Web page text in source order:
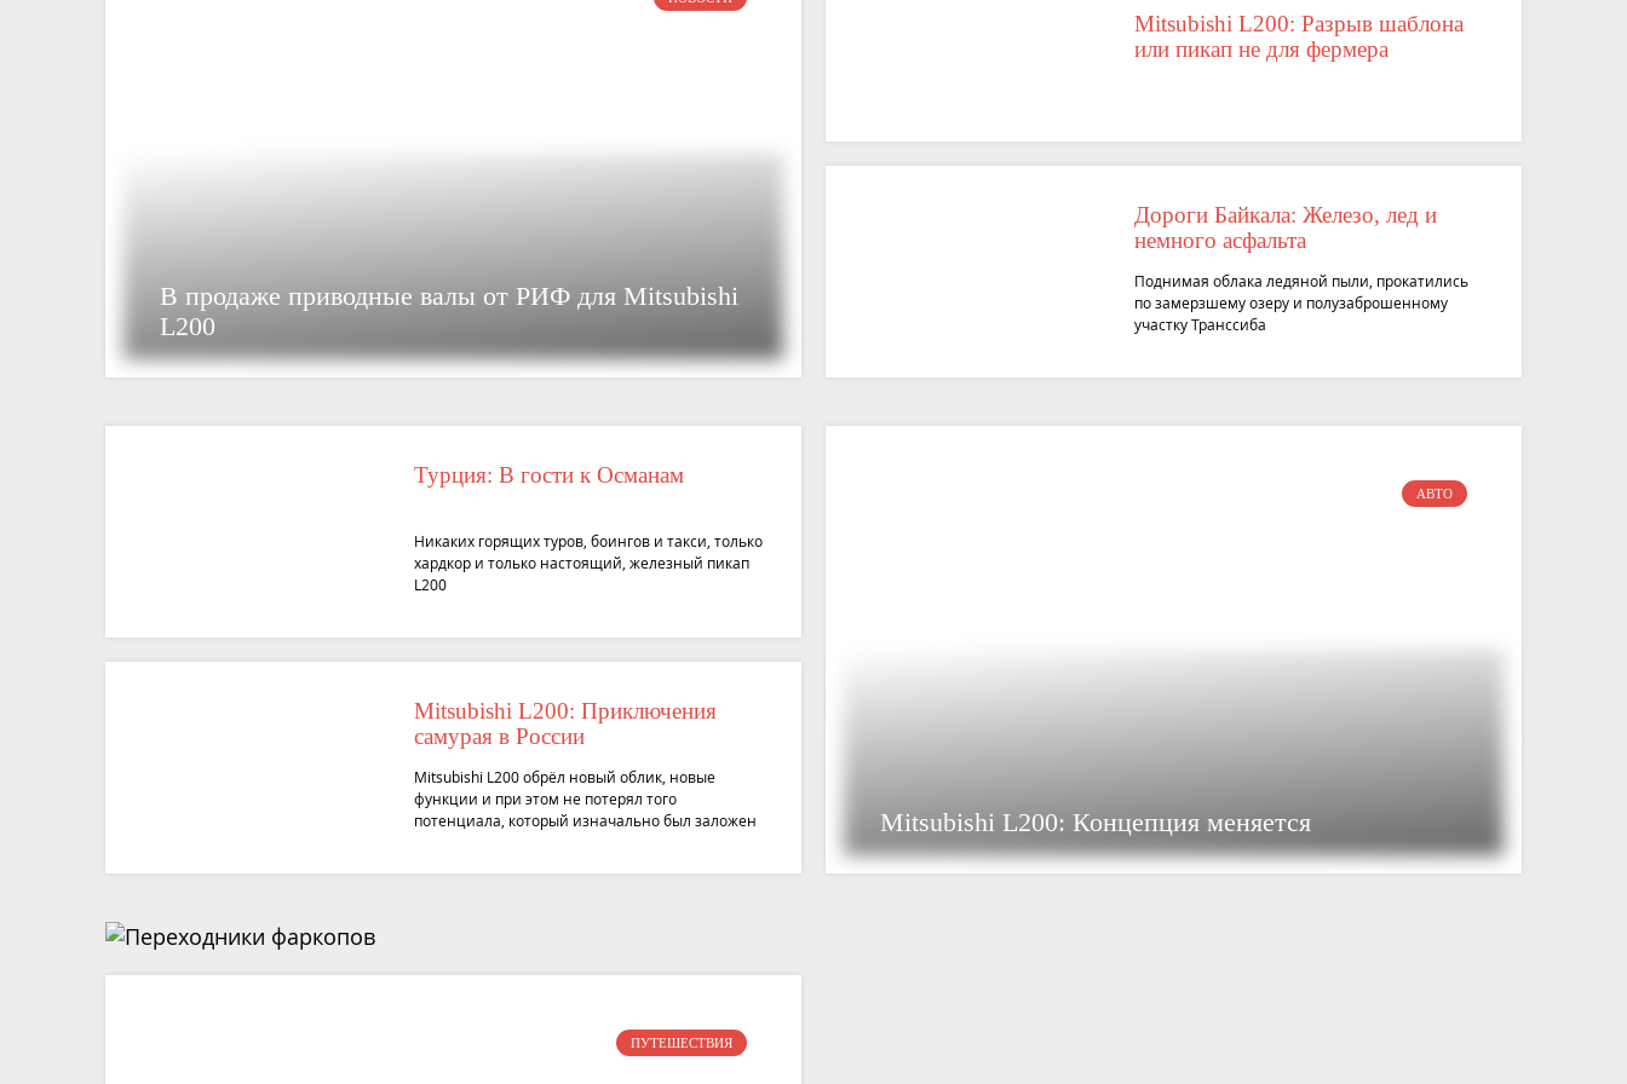
В продаже приводные валы от РИФ для Mitsubishi
L200
Mitsubishi L200: Разрыв шаблона
или пикап не для фермера
Дороги Байкала: Железо, лед и
немного асфальта
Поднимая облака ледяной пыли, прокатились
по замерзшему озеру и полузаброшенному
участку Транссиба
Турция: В гости к Османам
Никаких горящих туров, боингов и такси, только
хардкор и только настоящий, железный пикап
L200
Mitsubishi L200: Приключения
самурая в России
Mitsubishi L200 обрёл новый облик, новые
функции и при этом не потерял того
потенциала, который изначально был заложен
АВТО
Mitsubishi L200: Концепция меняется
ПУТЕШЕСТВИЯ